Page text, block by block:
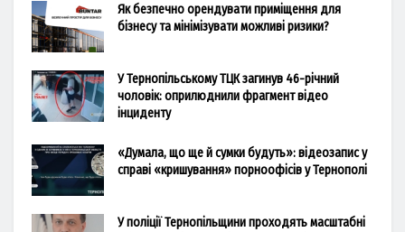
Як безпечно орендувати приміщення для
бізнесу та мінімізувати можливі ризики?
У Тернопільському ТЦК загинув 46-річний
чоловік: оприлюднили фрагмент відео
інциденту
«Думала, що ще й сумки будуть»: відеозапис у
справі «кришування» порноофісів у Тернополі
У поліції Тернопільщини проходять масштабні